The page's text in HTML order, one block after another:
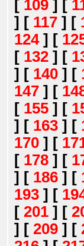
[ 109 ] [
] [ 117 ] [
124] [
[ 132 ] [
] [ 140 ] [
147 ] [
[ 155 ] [
] [ 163 ] [
170 ] [
[ 178 ] [
] [ 186 ] [
193 ] [
[ 201 ] [
] [ 209 ] [